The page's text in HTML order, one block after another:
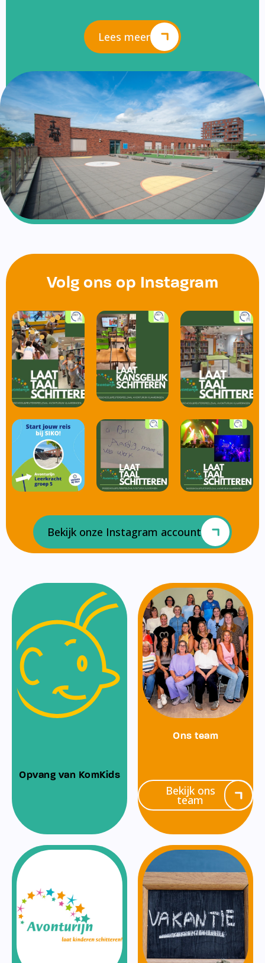
Lees meer
Volg ons op Instagram
Bekijk onze Instagram account
Opvang van KomKids
Ons team
Bekijk ons
team